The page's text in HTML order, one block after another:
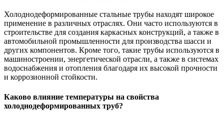
Холоднодеформированные стальные трубы находят широкое
применение в различных отраслях. Они часто используются в
строительстве для создания каркасных конструкций, а также в
автомобильной промышленности для производства шасси и
других компонентов. Кроме того, такие трубы используются в
машиностроении, энергетической отрасли, а также в системах
водоснабжения и отопления благодаря их высокой прочности
и коррозионной стойкости.
Каково влияние температуры на свойства
холоднодеформированных труб?